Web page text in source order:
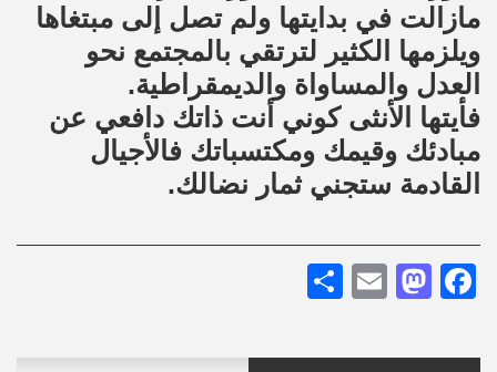
مازالت في بدايتها ولم تصل إلى مبتغاها
ويلزمها الكثير لترتقي بالمجتمع نحو
العدل والمساواة والديمقراطية.
فأيتها الأنثى كوني أنت ذاتك دافعي عن
مبادئك وقيمك ومكتسباتك فالأجيال
القادمة ستجني ثمار نضالك.
Facebook
Mastodon
Email